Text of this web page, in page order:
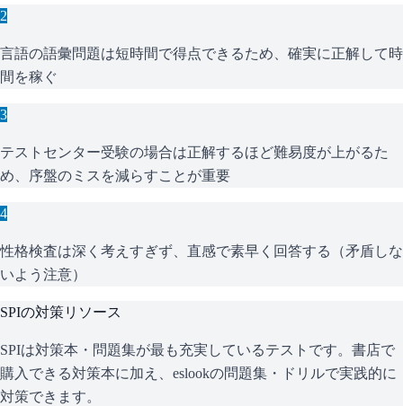
2
言語の語彙問題は短時間で得点できるため、確実に正解して時
間を稼ぐ
3
テストセンター受験の場合は正解するほど難易度が上がるた
め、序盤のミスを減らすことが重要
4
性格検査は深く考えすぎず、直感で素早く回答する（矛盾しな
いよう注意）
SPIの対策リソース
SPIは対策本・問題集が最も充実しているテストです。書店で
購入できる対策本に加え、eslookの問題集・ドリルで実践的に
対策できます。